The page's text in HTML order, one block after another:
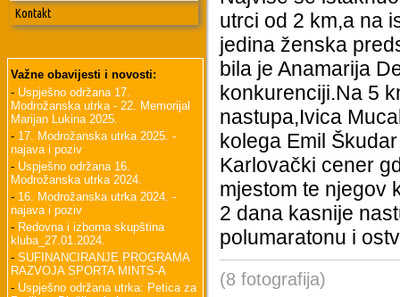
Kontakt
Važne obavijesti i novosti:
- Uspješno održana 17.
Modrožanska utrka - 22. Memorijal
Marijan Lukina 2025.
- 17. Modrožanska utrka 2025. -
najava i poziv
- Uspješno održana 16.
Modrožanska utrka 2024.
- 16. Modrožanska utrka 2024. -
najava i poziv
- Redovna i izborna skupština
kluba_27.01.2024.
- SUFINANCIRANJE PROGRAMA
RAZVOJA SPORTA MINTS-A
- Uspješno održana utrka: Petica za
utrci od 2 km,a na
jedina ženska
bila je Anamarija
konkurenciji.Na 5
nastupa,Ivica
kolega Emil
Karlovački cener
mjestom te njegov
2 dana kasnije
polumaratonu i
(8 fotografija)